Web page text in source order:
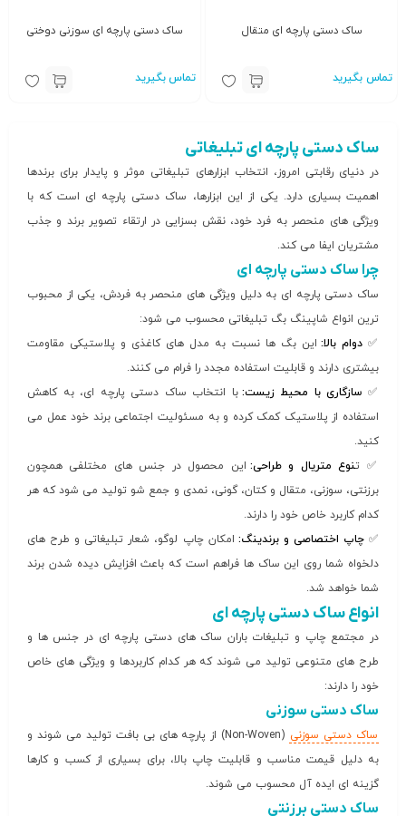
ساک دستی پارچه ای متقال
تماس بگیرید
ساک دستی پارچه ای سوزنی دوختی
تماس بگیرید
ساک دستی پارچه ای تبلیغاتی
در دنیای رقابتی امروز، انتخاب ابزارهای تبلیغاتی موثر و پایدار برای برندها
اهمیت بسیاری دارد. یکی از این ابزارها، ساک دستی پارچه ای است که با
ویژگی های منحصر به فرد خود، نقش بسزایی در ارتقاء تصویر برند و جذب
مشتریان ایفا می کند.
چرا ساک دستی پارچه ای
ساک دستی پارچه ای به دلیل ویژگی های منحصر به فردش، یکی از محبوب
ترین انواع شاپینگ بگ تبلیغاتی محسوب می شود:
✅دوام بالا: این بگ ها نسبت به مدل های کاغذی و پلاستیکی مقاومت
بیشتری دارند و قابلیت استفاده مجدد را فرام می کنند.
✅ سازگاری با محیط زیست: با انتخاب ساک دستی پارچه ای، به کاهش
استفاده از پلاستیک کمک کرده و به مسئولیت اجتماعی برند خود عمل می
کنید.
✅ تنوع متریال و طراحی: این محصول در جنس های مختلفی همچون
برزنتی، سوزنی، متقال و کتان، گونی، نمدی و جمع شو تولید می شود که هر
کدام کاربرد خاص خود را دارند.
✅چاپ اختصاصی و برندینگ: امکان چاپ لوگو، شعار تبلیغاتی و طرح های
دلخواه شما روی این ساک ها فراهم است که باعث افزایش دیده شدن برند
شما خواهد شد.
انواع ساک دستی پارچه ای
در مجتمع چاپ و تبلیغات باران ساک های دستی پارچه ای در جنس ها و
طرح های متنوعی تولید می شوند که هر کدام کاربردها و ویژگی های خاص
خود را دارند:
ساک دستی سوزنی
ساک دستی سوزنی
(Non-Woven) از پارچه های بی بافت تولید می شوند و
به دلیل قیمت مناسب و قابلیت چاپ بالا، برای بسیاری از کسب و کارها
گزینه ای ایده آل محسوب می شوند.
ساک دستی برزنتی